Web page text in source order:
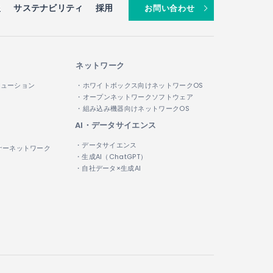
き、個人情報を第三者へ開示または
合
を得ることにより当該事務の遂行に支
サステナビリティ 採用 お問い合わせ
ーション
ネットワーク
・ホワイトボックス向けネットワークOS
・オープンネットワークソフトウェア
・組み込み機器向けネットワークOS
ーネットワーク
AI・データサイエンス
・データサイエンス
・生成AI（ChatGPT）
・自社データ×生成AI